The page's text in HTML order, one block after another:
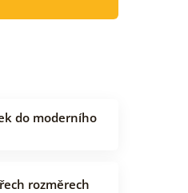
do moderního
rozměrech